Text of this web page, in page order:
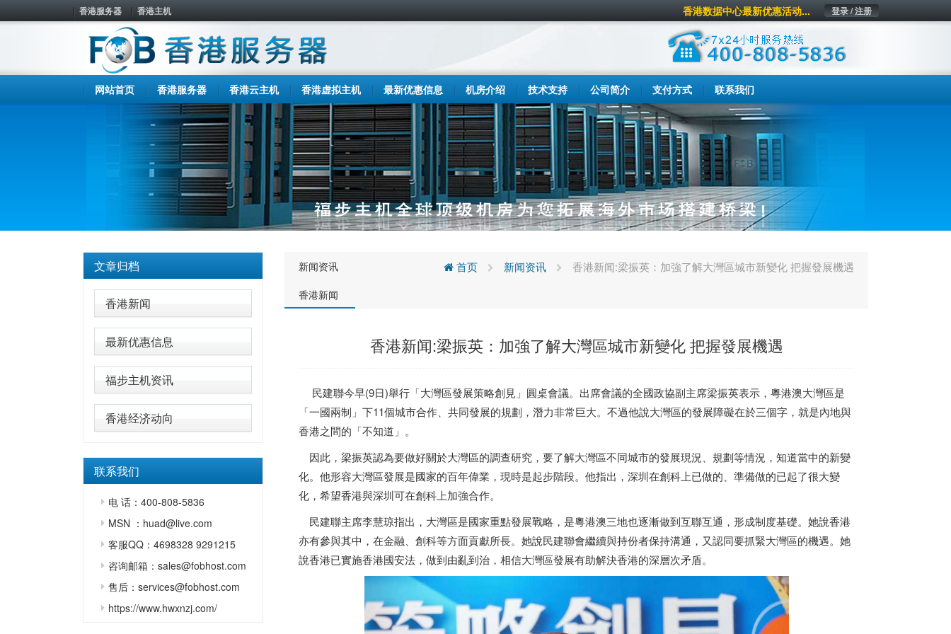
香港服务器 香港主机 登录 / 注册
香港数据中心最新优惠活动...
网站首页 香港服务器 香港云主机 香港虚拟主机 最新优惠信息 机房介绍 技术支持 公司简介 支付方式 联系我们
文章归档
香港新闻
最新优惠信息
福步主机资讯
香港经济动向
联系我们
电 话：400-808-5836
MSN ：huad@live.com
客服QQ：4698328 9291215
咨询邮箱：sales@fobhost.com
售后：services@fobhost.com
https://www.hwxnzj.com/
新闻资讯
香港新闻
首页 新闻资讯 香港新闻:梁振英：加強了解大灣區城市新變化 把握發展機遇
香港新闻:梁振英：加強了解大灣區城市新變化 把握發展機遇
民建聯今早(9日)舉行「大灣區發展策略創見」圓桌會議。出席會議的全國政協副主席梁振英表示，粵港澳大灣區是
「一國兩制」下11個城市合作、共同發展的規劃，潛力非常巨大。不過他說大灣區的發展障礙在於三個字，就是內地與
香港之間的「不知道」。
因此，梁振英認為要做好關於大灣區的調查研究，要了解大灣區不同城市的發展現況、規劃等情況，知道當中的新變
化。他形容大灣區發展是國家的百年偉業，現時是起步階段。他指出，深圳在創科上已做的、準備做的已起了很大變
化，希望香港與深圳可在創科上加強合作。
民建聯主席李慧琼指出，大灣區是國家重點發展戰略，是粵港澳三地也逐漸做到互聯互通，形成制度基礎。她說香港
亦有參與其中，在金融、創科等方面貢獻所長。她說民建聯會繼續與持份者保持溝通，又認同要抓緊大灣區的機遇。她
說香港已實施香港國安法，做到由亂到治，相信大灣區發展有助解決香港的深層次矛盾。